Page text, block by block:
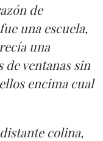
de
una escuela,
una
de ventanas sin
encima cual
colina,